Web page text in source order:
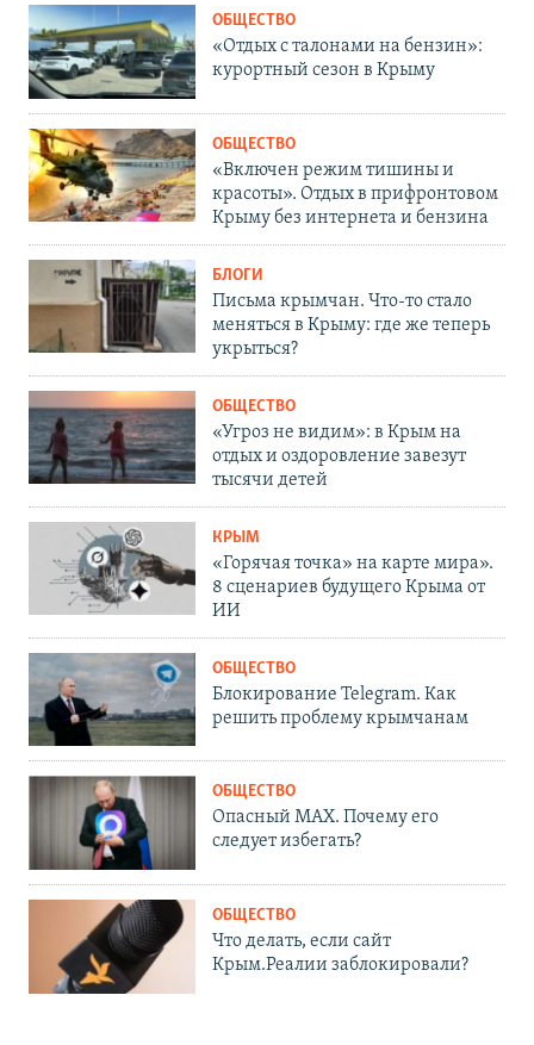
ОБЩЕСТВО
«Отдых с талонами на бензин»:
курортный сезон в Крыму
ОБЩЕСТВО
«Включен режим тишины и
красоты». Отдых в прифронтовом
Крыму без интернета и бензина
БЛОГИ
Письма крымчан. Что-то стало
меняться в Крыму: где же теперь
укрыться?
ОБЩЕСТВО
«Угроз не видим»: в Крым на
отдых и оздоровление завезут
тысячи детей
КРЫМ
«Горячая точка» на карте мира».
8 сценариев будущего Крыма от
ИИ
ОБЩЕСТВО
Блокирование Telegram. Как
решить проблему крымчанам
ОБЩЕСТВО
Опасный MAX. Почему его
следует избегать?
ОБЩЕСТВО
Что делать, если сайт
Крым.Реалии заблокировали?